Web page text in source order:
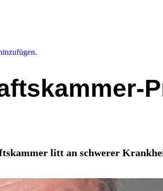
litt an schwerer